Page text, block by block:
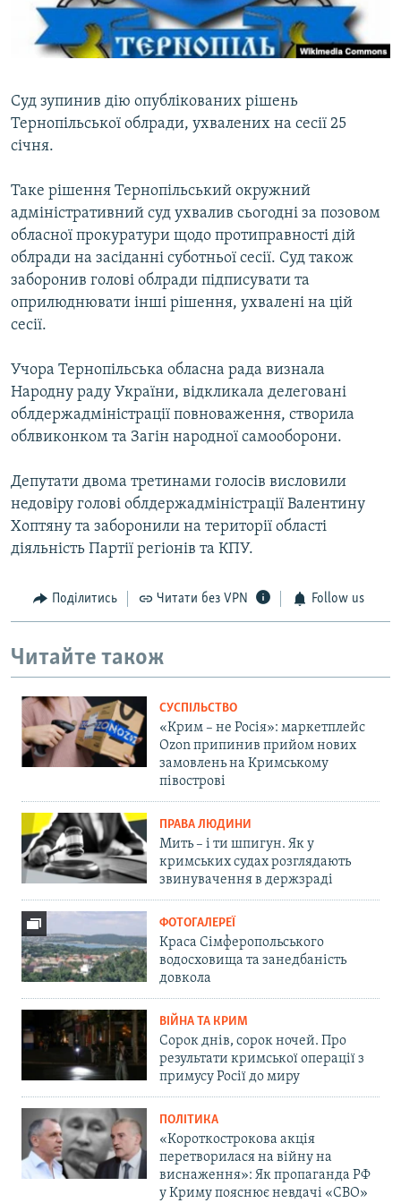
ВІДЕОУРОКИ «ELIFBE»
СВІДЧЕННЯ ОКУПАЦІЇ
ІНФОГРАФІКА
Русский
Qırımtatar
ДОЛУЧАЙСЯ!
Усі сайти RFE/RL
Суд зупинив дію опублікованих рішень
Тернопільської облради, ухвалених на сесії 25
січня.
Таке рішення Тернопільський окружний
адміністративний суд ухвалив сьогодні за позовом
обласної прокуратури щодо протиправності дій
облради на засіданні суботньої сесії. Суд також
заборонив голові облради підписувати та
оприлюднювати інші рішення, ухвалені на цій
сесії.
Учора Тернопільська обласна рада визнала
Народну раду України, відкликала делеговані
облдержадміністрації повноваження, створила
облвиконком та Загін народної самооборони.
Депутати двома третинами голосів висловили
недовіру голові облдержадміністрації Валентину
Хоптяну та заборонили на території області
діяльність Партії регіонів та КПУ.
Поділитись Читати без VPN Follow us
Читайте також
СУСПІЛЬСТВО
«Крим – не Росія»: маркетплейс
Ozon припинив прийом нових
замовлень на Кримському
півострові
ПРАВА ЛЮДИНИ
Мить – і ти шпигун. Як у
кримських судах розглядають
звинувачення в держзраді
ФОТОГАЛЕРЕЇ
Краса Сімферопольського
водосховища та занедбаність
довкола
ВІЙНА ТА КРИМ
Сорок днів, сорок ночей. Про
результати кримської операції з
примусу Росії до миру
ПОЛІТИКА
«Короткострокова акція
перетворилася на війну на
виснаження»: Як пропаганда РФ
у Криму пояснює невдачі «СВО»